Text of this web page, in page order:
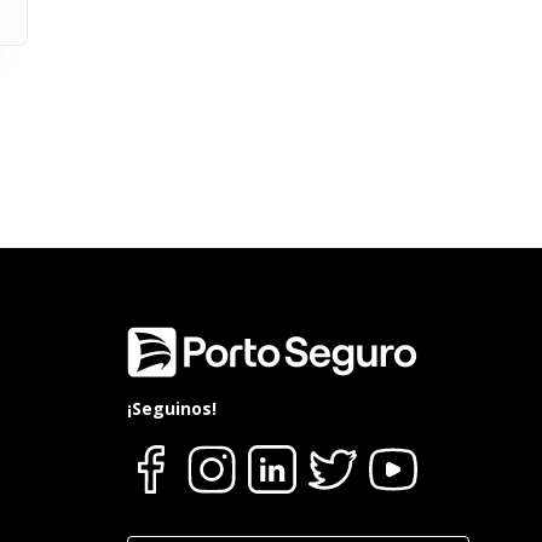
¡Seguinos!